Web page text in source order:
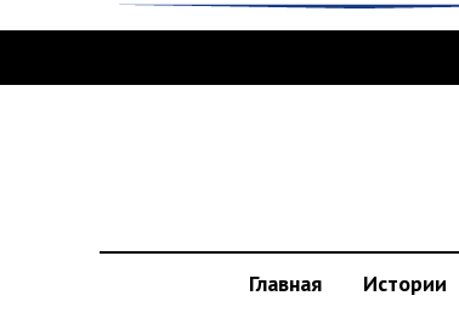
Главная Истории